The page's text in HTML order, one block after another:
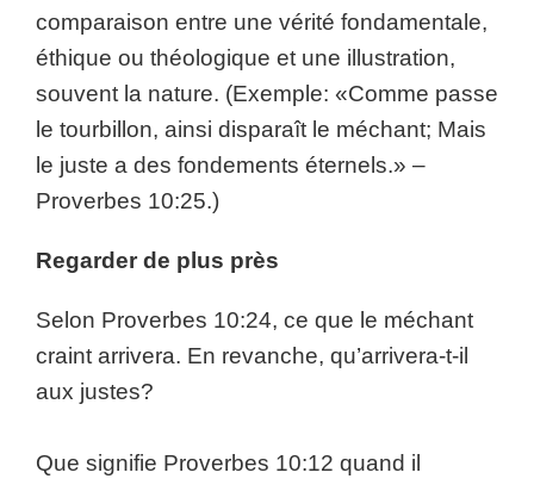
comparaison entre une vérité fondamentale,
éthique ou théologique et une illustration,
souvent la nature. (Exemple: «Comme passe
le tourbillon, ainsi disparaît le méchant; Mais
le juste a des fondements éternels.» –
Proverbes 10:25.)
Regarder de plus près
Selon Proverbes 10:24, ce que le méchant
craint arrivera. En revanche, qu’arrivera-t-il
aux justes?
Que signifie Proverbes 10:12 quand il